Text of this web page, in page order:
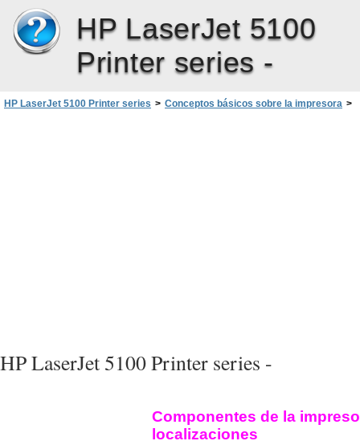
HP LaserJet 5100
Printer series -
HP LaserJet 5100 Printer series > Conceptos básicos sobre la impresora >
HP LaserJet 5100 Printer series -
Componentes de la
localizaciones